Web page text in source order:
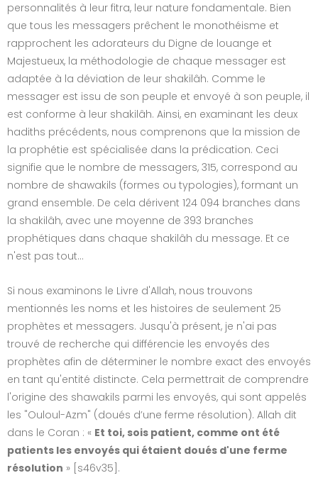
personnalités à leur fitra, leur nature fondamentale. Bien
que tous les messagers prêchent le monothéisme et
rapprochent les adorateurs du Digne de louange et
Majestueux, la méthodologie de chaque messager est
adaptée à la déviation de leur shakilâh. Comme le
messager est issu de son peuple et envoyé à son peuple, il
est conforme à leur shakilâh. Ainsi, en examinant les deux
hadiths précédents, nous comprenons que la mission de
la prophétie est spécialisée dans la prédication. Ceci
signifie que le nombre de messagers, 315, correspond au
nombre de shawakils (formes ou typologies), formant un
grand ensemble. De cela dérivent 124 094 branches dans
la shakilâh, avec une moyenne de 393 branches
prophétiques dans chaque shakilâh du message. Et ce
n'est pas tout…
Si nous examinons le Livre d'Allah, nous trouvons
mentionnés les noms et les histoires de seulement 25
prophètes et messagers. Jusqu'à présent, je n'ai pas
trouvé de recherche qui différencie les envoyés des
prophètes afin de déterminer le nombre exact des envoyés
en tant qu'entité distincte. Cela permettrait de comprendre
l'origine des shawakils parmi les envoyés, qui sont appelés
les "Ouloul-Azm" (doués d’une ferme résolution). Allah dit
dans le Coran : « Et toi, sois patient, comme ont été
patients les envoyés qui étaient doués d'une ferme
résolution » [s46v35].